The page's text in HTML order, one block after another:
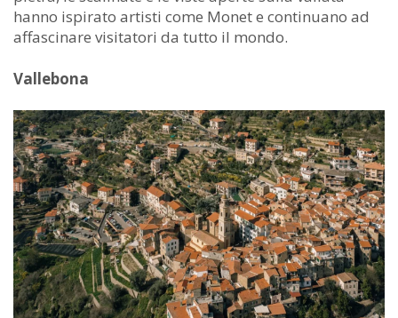
hanno ispirato artisti come Monet e continuano ad
affascinare visitatori da tutto il mondo.
Vallebona